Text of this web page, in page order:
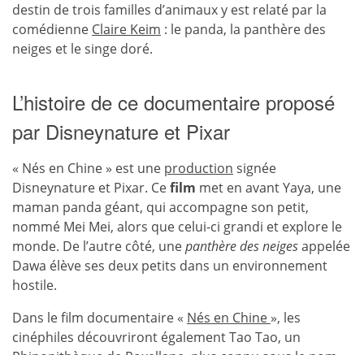
destin de trois familles d’animaux y est relaté par la
comédienne Claire Keim : le panda, la panthère des
neiges et le singe doré.
L’histoire de ce documentaire proposé
par Disneynature et Pixar
« Nés en Chine » est une production signée
Disneynature et Pixar. Cefilm met en avant Yaya, une
maman panda géant, qui accompagne son petit,
nommé Mei Mei, alors que celui-ci grandi et explore le
monde. De l’autre côté, unepanthère des neigesappelée
Dawa élève ses deux petits dans un environnement
hostile.
Dans le film documentaire « Nés en Chine », les
cinéphiles découvriront également Tao Tao, un